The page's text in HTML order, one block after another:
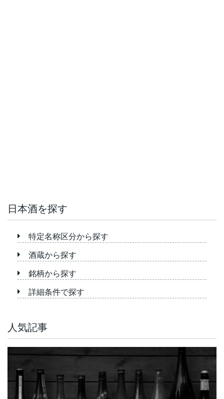
日本酒を探す
特定名称区分から探す
酒蔵から探す
銘柄から探す
詳細条件で探す
人気記事